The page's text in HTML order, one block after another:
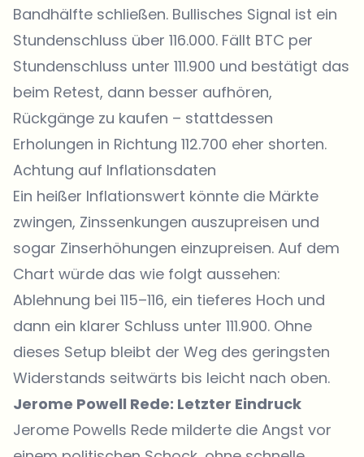
Bandhälfte schließen. Bullisches Signal ist ein
Stundenschluss über 116.000. Fällt BTC per
Stundenschluss unter 111.900 und bestätigt das
beim Retest, dann besser aufhören,
Rückgänge zu kaufen – stattdessen
Erholungen in Richtung 112.700 eher shorten.
Achtung auf Inflationsdaten
Ein heißer Inflationswert könnte die Märkte
zwingen, Zinssenkungen auszupreisen und
sogar Zinserhöhungen einzupreisen. Auf dem
Chart würde das wie folgt aussehen:
Ablehnung bei 115–116, ein tieferes Hoch und
dann ein klarer Schluss unter 111.900. Ohne
dieses Setup bleibt der Weg des geringsten
Widerstands seitwärts bis leicht nach oben.
Jerome Powell Rede: Letzter Eindruck
Jerome Powells Rede milderte die Angst vor